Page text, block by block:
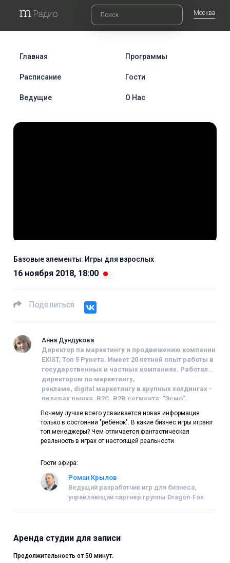
Москва
Главная Программы
Расписание Гости
Ведущие О Нас
Базовые элементы: Игры для взрослых
16 ноября 2018, 18:00
Поделиться
Анна Дундукова
Директор па маркетингу и продвижению компании
EXIST, Топ 5 Рунета. Имеет 20 летний опыт работы в
государственных и частных компаниях. Работала
директором по маркетингу,
рекламе, digital маркетингу в крупных холдингах -
лидерах рынка, В2С, В2В сегмента: "Эсмо",
домах,
медиахолдингах и др.
со- основатель
uman business". Гости программы -
эксперты, ученые, философы, бизнесмены,
мира, явлений и событий
Почему лучше всего усваивается новая информация
только в состоянии "ребенок". В какие бизнес игры играют
топ менеджеры? Чем отличается фантастическая
реальность в играх от настоящей реальности
Гости эфира:
Роман Крылов
Ведущий разработчик игр для бизнеса,
управляющий партнер группы Dragon-Fox
Аренда студии для записи
Продолжительность от 50 минут.